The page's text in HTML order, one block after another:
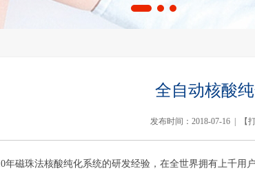
全自动核酸
发布时间：2018-07-16 | 【
年磁珠法核酸纯化系统的研发经验，在全世界拥有上千用